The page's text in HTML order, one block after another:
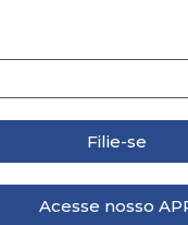
Filie-se
Acesse nosso